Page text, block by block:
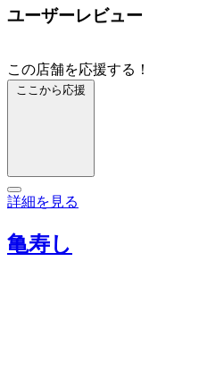
ユーザーレビュー
この店舗を応援する！
ここから応援
詳細を見る
亀寿し